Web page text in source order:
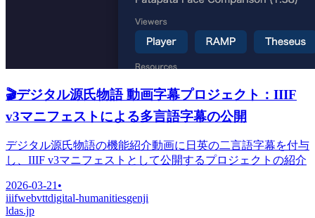
🎬デジタル源氏物語 動画字幕プロジェクト：IIIF
v3マニフェストによる多言語字幕の公開
デジタル源氏物語の機能紹介動画に日英の二言語字幕を付与
し、IIIF v3マニフェストとして公開するプロジェクトの紹介
2026-03-21 •
iiifwebvttdigital-humanitiesgenji
ldas.jp